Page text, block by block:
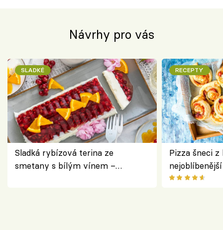
Návrhy pro vás
SLADKÉ
Sladká rybízová terina ze
smetany s bílým vínem –
RECEPTY
Pizza šneci